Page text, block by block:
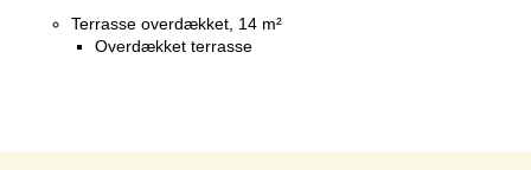
Terrasse overdækket, 14 m²
Overdækket terrasse